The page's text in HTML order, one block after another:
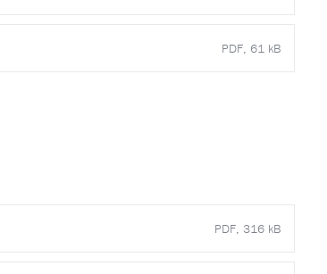
PDF, 61 kB
PDF, 316 kB